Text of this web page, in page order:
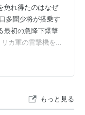
免れ得たのはなぜ
多聞少将が搭乗す
最初の急降下爆撃
カ軍の雷撃機を回
にあった雲（ス
要因は以下の3点
襲来する直前、日
のTBDデバステー
もっと見る